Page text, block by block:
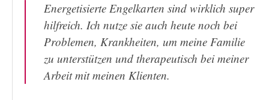
Energetisierte Engelkarten sind wirklich super
hilfreich. Ich nutze sie auch heute noch bei
Problemen, Krankheiten, um meine Familie
zu unterstützen und therapeutisch bei meiner
Arbeit mit meinen Klienten.